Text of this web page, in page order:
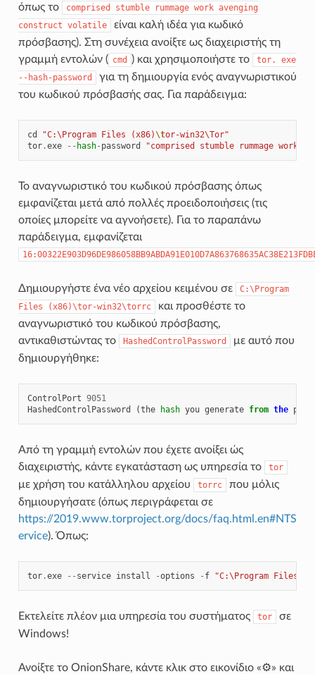
όπως το
comprised stumble rummage work avenging
construct volatile
είναι καλή ιδέα για κωδικό
πρόσβασης). Στη συνέχεια ανοίξτε ως διαχειριστής τη
γραμμή εντολών ( cmd ) και χρησιμοποιήστε το tor.
exe
--hash-password
για τη δημιουργία ενός αναγνωριστικού
του κωδικού πρόσβασής σας. Για παράδειγμα:
cd "C:\Program Files (x86)\tor-win32\Tor"
tor.exe -- hash- password "comprised stumble rummage
Το αναγνωριστικό του κωδικού πρόσβασης όπως
εμφανίζεται μετά από πολλές προειδοποιήσεις (τις
οποίες μπορείτε να αγνοήσετε). Για το παραπάνω
παράδειγμα, εμφανίζεται
Δημιουργήστε ένα νέο αρχείου κειμένου σε
C:\Program
Files
(x86)\tor-win32\torrc
και προσθέστε το
αναγνωριστικό του κωδικού πρόσβασης,
αντικαθιστώντας το
HashedControlPassword
με αυτό που
δημιουργήθηκε:
ControlPort 9051
HashedControlPassword
(the hash you generate from the
Από τη γραμμή εντολών που έχετε ανοίξει ώς
διαχειριστής, κάντε εγκατάσταση ως υπηρεσία το
tor
με χρήση του κατάλληλου αρχείου torrc
που μόλις
δημιουργήσατε (όπως περιγράφεται σε
https://2019.www.torproject.org/docs/faq.html.en#NTS
ervice). Όπως:
tor.exe -- service install -options - f "C:\Program Files
Εκτελείτε πλέον μια υπηρεσία του συστήματος tor
σε
Windows!
Ανοίξτε το OnionShare, κάντε κλικ στο εικονίδιο «⚙» και